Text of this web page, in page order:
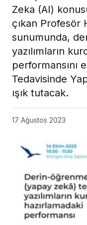
19. Uluslararası
yanından diş
Dijital dental
sunulacağı
değişen diş
yeniliklere
fırsat.